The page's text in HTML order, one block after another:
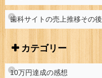
歯科サイトの売上推移その後
カテゴリー
10万円達成の感想